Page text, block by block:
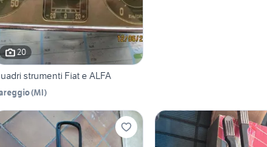
20
strumenti Fiat e ALFA
(MI)